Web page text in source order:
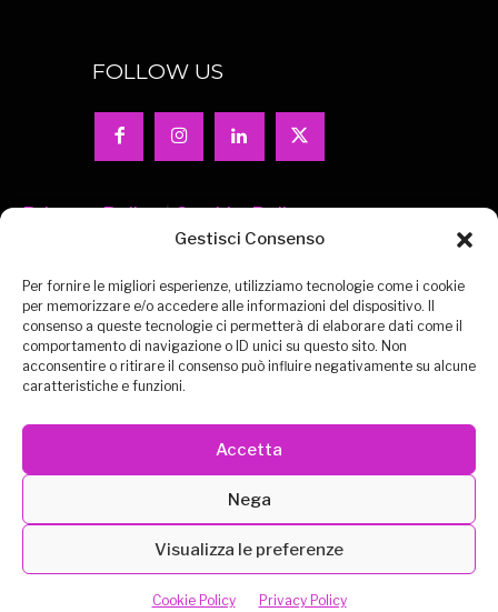
Gestisci Consenso
Per fornire le migliori esperienze, utilizziamo tecnologie come i cookie
per memorizzare e/o accedere alle informazioni del dispositivo. Il
consenso a queste tecnologie ci permetterà di elaborare dati come il
comportamento di navigazione o ID unici su questo sito. Non
acconsentire o ritirare il consenso può influire negativamente su alcune
caratteristiche e funzioni.
Accetta
Nega
Visualizza le preferenze
Cookie Policy Privacy Policy
FOLLOW US
Privacy-Policy|Cookie-Policy
CONTATTACI EXPO VIRTUALE MISSION
ESPOSITORI DEUTSCH ENGLISH
Powered by ADVEPA COMMUNICATION s.r.l.